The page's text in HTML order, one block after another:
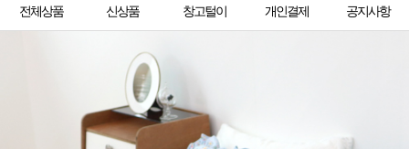
전체상품 신상품 창고털이 개인결제 공지사항